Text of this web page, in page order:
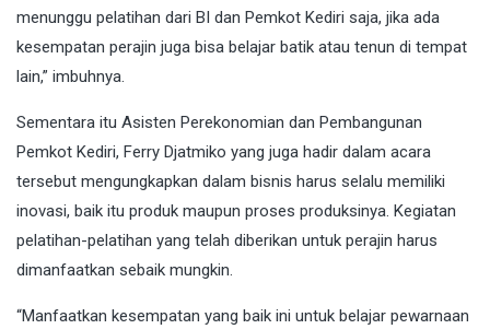
menunggu pelatihan dari BI dan Pemkot Kediri saja, jika ada
kesempatan perajin juga bisa belajar batik atau tenun di tempat
lain,” imbuhnya.
Sementara itu Asisten Perekonomian dan Pembangunan
Pemkot Kediri, Ferry Djatmiko yang juga hadir dalam acara
tersebut mengungkapkan dalam bisnis harus selalu memiliki
inovasi, baik itu produk maupun proses produksinya. Kegiatan
pelatihan-pelatihan yang telah diberikan untuk perajin harus
dimanfaatkan sebaik mungkin.
“Manfaatkan kesempatan yang baik ini untuk belajar pewarnaan